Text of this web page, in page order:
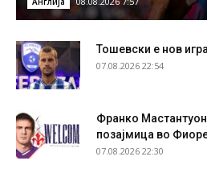
Тошевски е нов
07.08.2026 22:54
Франко
позајмица во
07.08.2026 22:30